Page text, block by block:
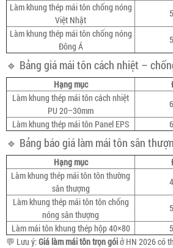
Làm khung thép mái tôn chống nóng
Việt Nhật
Làm khung thép mái tôn chống nóng
Đông Á
🔹 Bảng giá mái tôn cách nhiệt –
Hạng mục
Làm khung thép mái tôn cách nhiệt
PU 20–30mm
Làm khung thép mái tôn Panel EPS
🔹 Bảng báo giá làm mái tôn sân
Hạng mục
Làm khung thép mái tôn tôn thường
sân thượng
Làm khung thép mái tôn tôn chống
nóng sân thượng
Làm mái tôn khung thép hộp 40×80
💬 Lưu ý:Giá làm mái tôn trọn góiở HN 2026 có